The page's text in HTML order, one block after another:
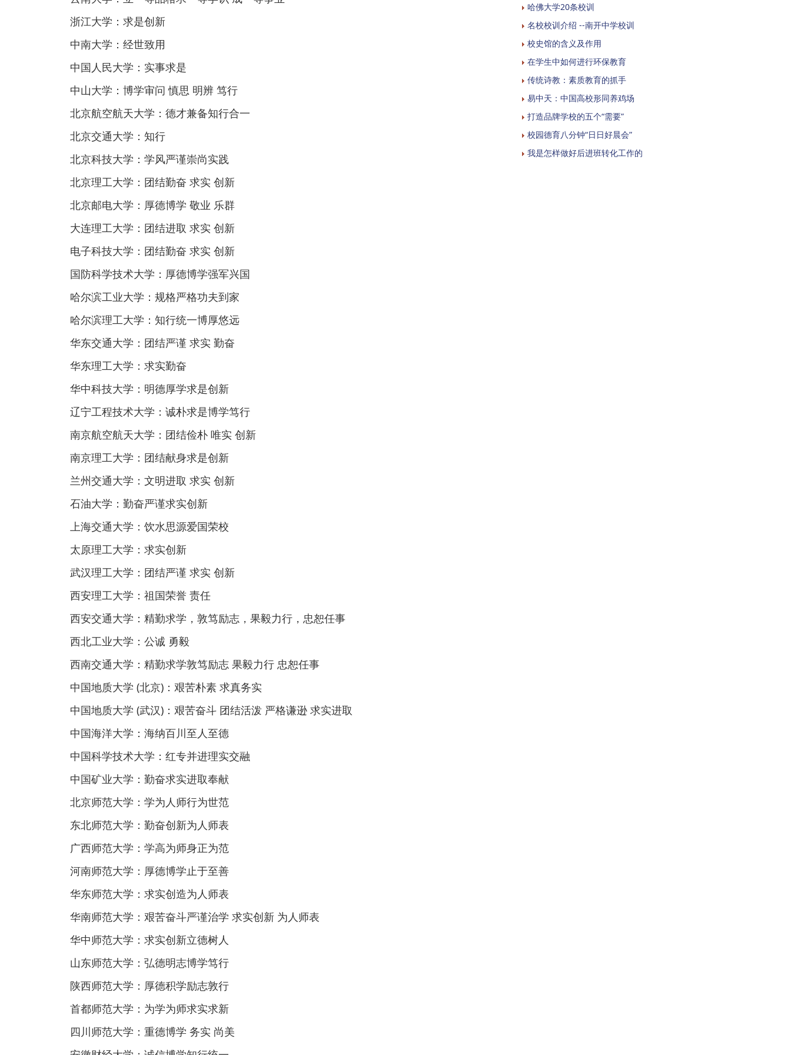
浙江大学：求是创新
中南大学：经世致用
中国人民大学：实事求是
中山大学：博学审问 慎思 明辨 笃行
北京航空航天大学：德才兼备知行合一
北京交通大学：知行
北京科技大学：学风严谨崇尚实践
北京理工大学：团结勤奋 求实 创新
北京邮电大学：厚德博学 敬业 乐群
大连理工大学：团结进取 求实 创新
电子科技大学：团结勤奋 求实 创新
国防科学技术大学：厚德博学强军兴国
哈尔滨工业大学：规格严格功夫到家
哈尔滨理工大学：知行统一博厚悠远
华东交通大学：团结严谨 求实 勤奋
华东理工大学：求实勤奋
华中科技大学：明德厚学求是创新
辽宁工程技术大学：诚朴求是博学笃行
南京航空航天大学：团结俭朴 唯实 创新
南京理工大学：团结献身求是创新
兰州交通大学：文明进取 求实 创新
石油大学：勤奋严谨求实创新
上海交通大学：饮水思源爱国荣校
太原理工大学：求实创新
武汉理工大学：团结严谨 求实 创新
西安理工大学：祖国荣誉 责任
西安交通大学：精勤求学，敦笃励志，果毅力行，忠恕任事
西北工业大学：公诚 勇毅
西南交通大学：精勤求学敦笃励志 果毅力行 忠恕任事
中国地质大学 (北京)：艰苦朴素 求真务实
中国地质大学 (武汉)：艰苦奋斗 团结活泼 严格谦逊 求实进取
中国海洋大学：海纳百川至人至德
中国科学技术大学：红专并进理实交融
中国矿业大学：勤奋求实进取奉献
北京师范大学：学为人师行为世范
东北师范大学：勤奋创新为人师表
广西师范大学：学高为师身正为范
河南师范大学：厚德博学止于至善
华东师范大学：求实创造为人师表
华南师范大学：艰苦奋斗严谨治学 求实创新 为人师表
华中师范大学：求实创新立德树人
山东师范大学：弘德明志博学笃行
陕西师范大学：厚德积学励志敦行
首都师范大学：为学为师求实求新
四川师范大学：重德博学 务实 尚美
哈佛大学20条校训
名校校训介绍 --南开中学校训
校史馆的含义及作用
在学生中如何进行环保教育
传统诗教：素质教育的抓手
易中天：中国高校形同养鸡场
打造品牌学校的五个“需要”
校园德育八分钟“日日好晨会”
我是怎样做好后进班转化工作的